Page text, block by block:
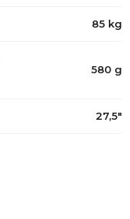
85 kg
580 g
27,5"